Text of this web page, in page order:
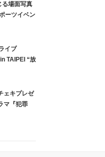
る場面写真
ーツイベン
イブ
TAIPEI “放
ェキプレゼ
マ『犯罪